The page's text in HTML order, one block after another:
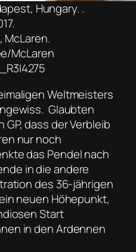
Hungary. .
McLaren.
McLaren
Weltmeisters
Glaubten
dass der Verbleib
nur noch
das Pendel nach
in die andere
des 36-jährigen
neuen Höhepunkt,
Start
in den Ardennen